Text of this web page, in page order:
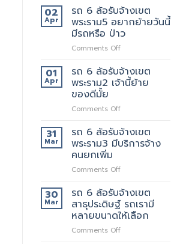
เลือก
พนักงาน
ทุก
คน
งาน
พนักงาน
ลูกค้า
ให้
บริการ
รถ
หก
ล้อ
เขต
สุขุมวิท
ที่
5รถ
ของ
ที่
ท่าน
02
Apr
รถ 6 ล้อรับจ้างเขต
พระราม5 อยากย้ายวันนี้
มีรถหรือ ป่าว
Comments Offon
6
ล้อ
รับจ้าง
พระราม5
ย้าย
วัน
นี้
รถ
ป่าว
01
Apr
รถ 6 ล้อรับจ้างเขต
พระราม2 เจ้านี้ย้าย
ของดีมั้ย
Comments Offon
6
ล้อ
รับจ้าง
พระราม2
นี้
ย้าย
ของดี
มั้ย
31
Mar
รถ 6 ล้อรับจ้างเขต
พระราม3 มีบริการจ้าง
คนยกเพิ่ม
Comments Offon
6
ล้อ
รับจ้าง
เขต
พระราม3
30
Mar
รถ 6 ล้อรับจ้างเขต
สาธุประดิษฐ์ รถเรามี
หลายขนาดให้เลือก
Comments Offon